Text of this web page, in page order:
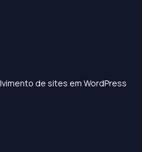
de sites em WordPress